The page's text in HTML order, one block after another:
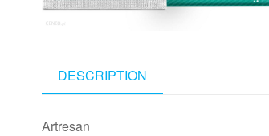
DESCRIPTION
Artresan